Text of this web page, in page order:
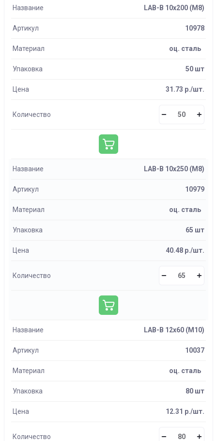
Название LAB-B 10х200 (М8)
Артикул 10978
Материал оц. сталь
Упаковка 50 шт
Цена 31.73 р./шт.
Количество
Название LAB-B 10х250 (М8)
Артикул 10979
Материал оц. сталь
Упаковка 65 шт
Цена 40.48 р./шт.
Количество
Название LAB-B 12х60 (М10)
Артикул 10037
Материал оц. сталь
Упаковка 80 шт
Цена 12.31 р./шт.
Количество